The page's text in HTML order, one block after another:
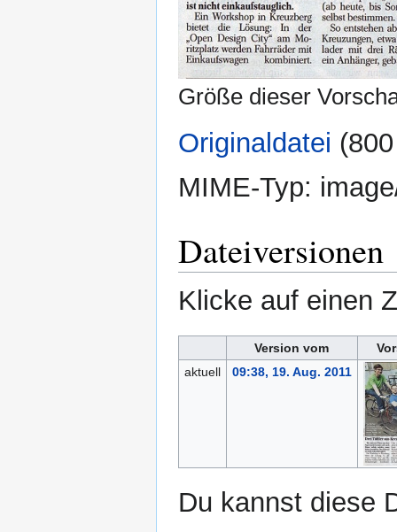
Größe dieser
Originaldatei
MIME-Typ:
Dateiversionen
Klicke auf einen
Version vom
aktuell
09:38, 19. Aug. 2011
Du kannst diese